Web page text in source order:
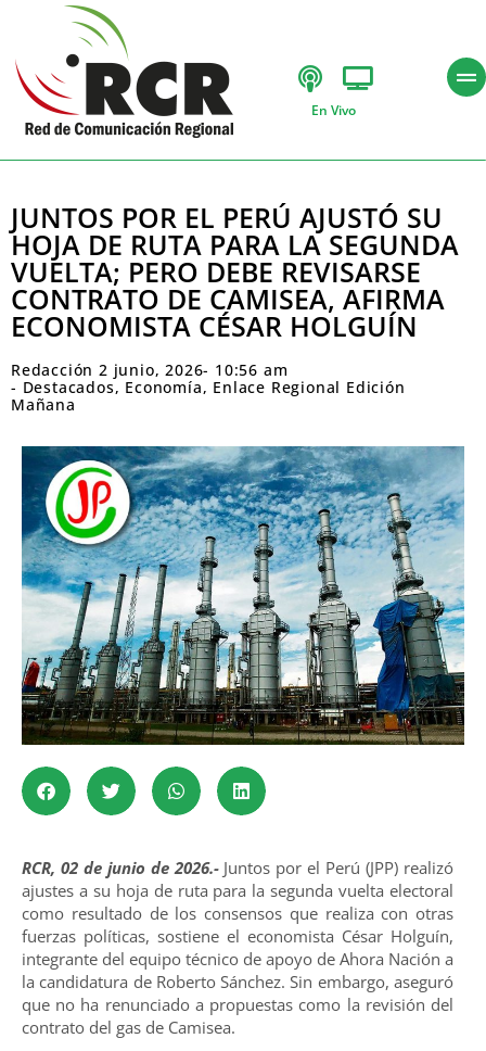
En Vivo
JUNTOS POR EL PERÚ AJUSTÓ SU
HOJA DE RUTA PARA LA SEGUNDA
VUELTA; PERO DEBE REVISARSE
CONTRATO DE CAMISEA, AFIRMA
ECONOMISTA CÉSAR HOLGUÍN
Redacción 2 junio, 2026- 10:56 am
- Destacados, Economía, Enlace Regional Edición
Mañana
RCR, 02 de junio de 2026.- Juntos por el Perú (JPP) realizó
ajustes a su hoja de ruta para la segunda vuelta electoral
como resultado de los consensos que realiza con otras
fuerzas políticas, sostiene el economista César Holguín,
integrante del equipo técnico de apoyo de Ahora Nación a
la candidatura de Roberto Sánchez. Sin embargo, aseguró
que no ha renunciado a propuestas como la revisión del
contrato del gas de Camisea.